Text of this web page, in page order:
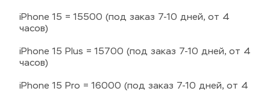
iPhone 15 = 15500 (под заказ 7-10 дней, от 4
часов)
iPhone 15 Plus = 15700 (под заказ 7-10 дней, от 4
часов)
iPhone 15 Pro = 16000 (под заказ 7-10 дней, от 4